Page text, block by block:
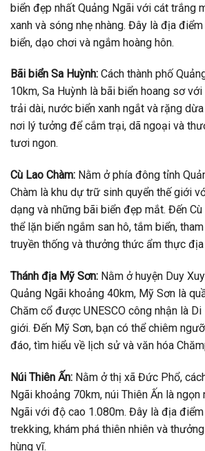
biển đẹp nhất Quảng Ngãi với cát trắng
xanh và sóng nhẹ nhàng. Đây là địa
biển, dạo chơi và ngắm hoàng hôn.
Bãi biển Sa Huỳnh: Cách thành phố
10km, Sa Huỳnh là bãi biển hoang sơ
trải dài, nước biển xanh ngắt và rặng
nơi lý tưởng để cắm trại, dã ngoại và
tươi ngon.
Cù Lao Chàm: Nằm ở phía đông tỉnh
Chàm là khu dự trữ sinh quyển thế giới
dạng và những bãi biển đẹp mắt. Đến Cù
thể lặn biển ngắm san hô, tắm biển,
truyền thống và thưởng thức ẩm thực
Thánh địa Mỹ Sơn: Nằm ở huyện Duy
Quảng Ngãi khoảng 40km, Mỹ Sơn là
Chăm cổ được UNESCO công nhận là
giới. Đến Mỹ Sơn, bạn có thể chiêm
đáo, tìm hiểu về lịch sử và văn hóa
Núi Thiên Ấn: Nằm ở thị xã Đức Phổ,
Ngãi khoảng 70km, núi Thiên Ấn là ngọn
Ngãi với độ cao 1.080m. Đây là địa
trekking, khám phá thiên nhiên và
hùng vĩ.